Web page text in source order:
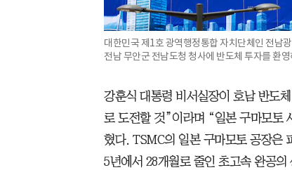
대한민국 제1호 광역행정통합 자치단체인 전남
전남 무안군 전남도청 청사에 반도체 투자를 환
강훈식 대통령 비서실장이 호남 반도
로 도전할 것”이라며 “일본 구마모토
혔다. TSMC의 일본 구마모토 공장은
5년에서 28개월로 줄인 초고속 완공